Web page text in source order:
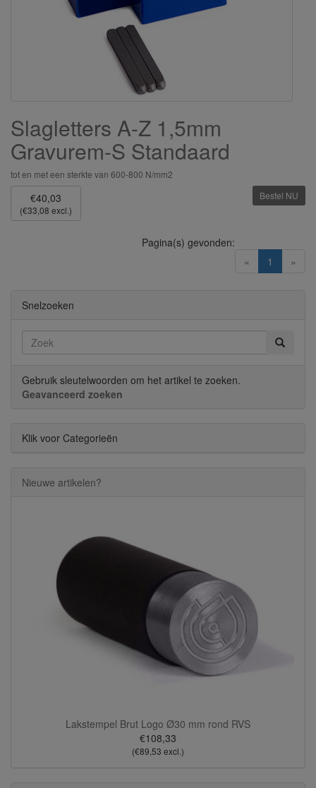
Slagletters A-Z 1,5mm
Gravurem-S Standaard
tot en met een sterkte van 600-800 N/mm2
€40,03
(€33,08 excl.)
Bestel NU
« 1 (current)
»
Pagina(s) gevonden:
Snelzoeken
Gebruik sleutelwoorden om het artikel te zoeken.
Geavanceerd zoeken
Klik voor Categorieën
Nieuwe artikelen?
Lakstempel Brut Logo Ø30 mm rond RVS
€108,33
(€89,53 excl.)